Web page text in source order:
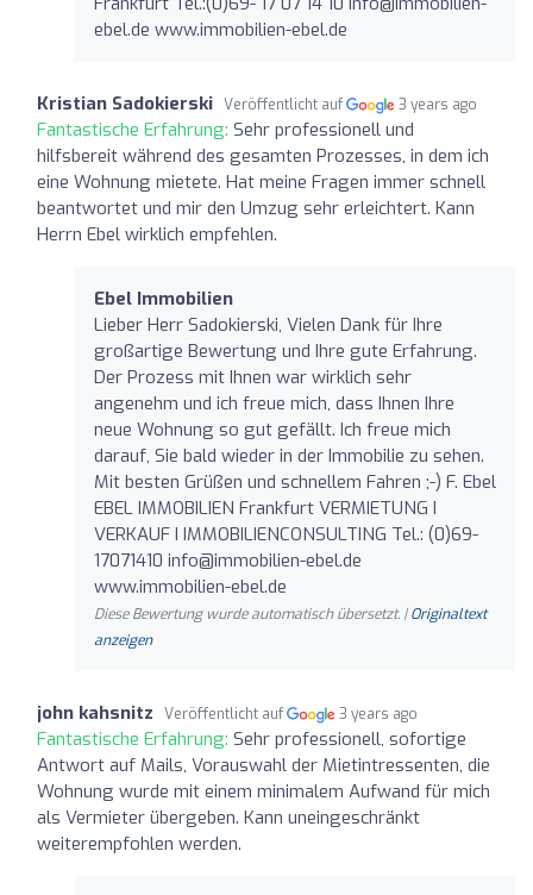
ebel.de www.immobilien-ebel.de
Kristian Sadokierski Veröffentlicht auf 3 years ago
Fantastische Erfahrung: Sehr professionell und
hilfsbereit während des gesamten Prozesses, in dem ich
eine Wohnung mietete. Hat meine Fragen immer schnell
beantwortet und mir den Umzug sehr erleichtert. Kann
Herrn Ebel wirklich empfehlen.
Ebel Immobilien
Lieber Herr Sadokierski, Vielen Dank für Ihre
großartige Bewertung und Ihre gute Erfahrung.
Der Prozess mit Ihnen war wirklich sehr
angenehm und ich freue mich, dass Ihnen Ihre
neue Wohnung so gut gefällt. Ich freue mich
darauf, Sie bald wieder in der Immobilie zu sehen.
Mit besten Grüßen und schnellem Fahren ;-) F. Ebel
EBEL IMMOBILIEN Frankfurt VERMIETUNG I
VERKAUF I IMMOBILIENCONSULTING Tel.: (0)69-
17071410 info@immobilien-ebel.de
www.immobilien-ebel.de
Diese Bewertung wurde automatisch übersetzt. |Originaltext
anzeigen
john kahsnitz Veröffentlicht auf 3 years ago
Fantastische Erfahrung: Sehr professionell, sofortige
Antwort auf Mails, Vorauswahl der Mietintressenten, die
Wohnung wurde mit einem minimalem Aufwand für mich
als Vermieter übergeben. Kann uneingeschränkt
weiterempfohlen werden.